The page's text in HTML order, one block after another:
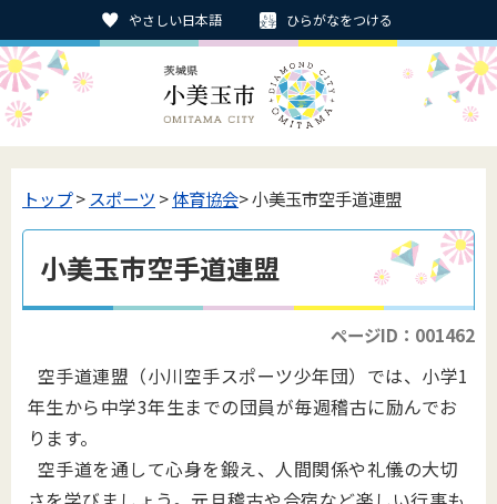
やさしい日本語 ひらがなをつける
トップ> スポーツ >体育協会> 小美玉市空手道連盟
小美玉市空手道連盟
ページID：001462
空手道連盟（小川空手スポーツ少年団）では、小学1
年生から中学3年生までの団員が毎週稽古に励んでお
ります。
空手道を通して心身を鍛え、人間関係や礼儀の大切